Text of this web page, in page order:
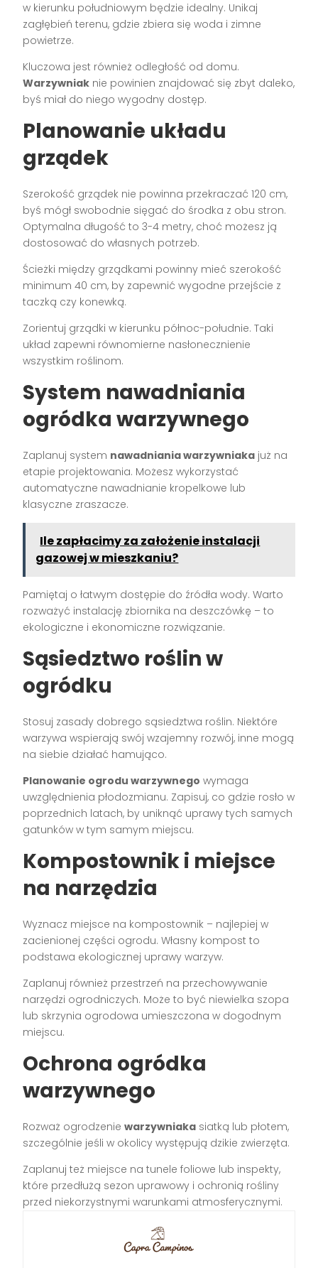
w kierunku południowym będzie idealny. Unikaj
zagłębień terenu, gdzie zbiera się woda i zimne
powietrze.
Kluczowa jest również odległość od domu.
Warzywniak nie powinien znajdować się zbyt daleko,
byś miał do niego wygodny dostęp.
Planowanie układu
grządek
Szerokość grządek nie powinna przekraczać 120 cm,
byś mógł swobodnie sięgać do środka z obu stron.
Optymalna długość to 3-4 metry, choć możesz ją
dostosować do własnych potrzeb.
Ścieżki między grządkami powinny mieć szerokość
minimum 40 cm, by zapewnić wygodne przejście z
taczką czy konewką.
Zorientuj grządki w kierunku północ-południe. Taki
układ zapewni równomierne nasłonecznienie
wszystkim roślinom.
System nawadniania
ogródka warzywnego
Zaplanuj system nawadniania warzywniaka już na
etapie projektowania. Możesz wykorzystać
automatyczne nawadnianie kropelkowe lub
klasyczne zraszacze.
Ile zapłacimy za założenie instalacji
gazowej w mieszkaniu?
Pamiętaj o łatwym dostępie do źródła wody. Warto
rozważyć instalację zbiornika na deszczówkę – to
ekologiczne i ekonomiczne rozwiązanie.
Sąsiedztwo roślin w
ogródku
Stosuj zasady dobrego sąsiedztwa roślin. Niektóre
warzywa wspierają swój wzajemny rozwój, inne mogą
na siebie działać hamująco.
Planowanie ogrodu warzywnego wymaga
uwzględnienia płodozmianu. Zapisuj, co gdzie rosło w
poprzednich latach, by uniknąć uprawy tych samych
gatunków w tym samym miejscu.
Kompostownik i miejsce
na narzędzia
Wyznacz miejsce na kompostownik – najlepiej w
zacienionej części ogrodu. Własny kompost to
podstawa ekologicznej uprawy warzyw.
Zaplanuj również przestrzeń na przechowywanie
narzędzi ogrodniczych. Może to być niewielka szopa
lub skrzynia ogrodowa umieszczona w dogodnym
miejscu.
Ochrona ogródka
warzywnego
Rozważ ogrodzeniewarzywniaka siatką lub płotem,
szczególnie jeśli w okolicy występują dzikie zwierzęta.
Zaplanuj też miejsce na tunele foliowe lub inspekty,
które przedłużą sezon uprawowy i ochronią rośliny
przed niekorzystnymi warunkami atmosferycznymi.